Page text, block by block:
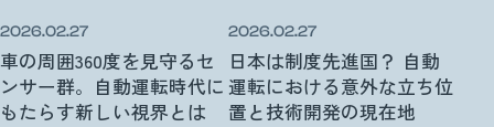
2026.02.27
車の周囲360度を見守るセ
ンサー群。自動運転時代に
もたらす新しい視界とは
2026.02.27
日本は制度先進国？ 自動
運転における意外な立ち位
置と技術開発の現在地